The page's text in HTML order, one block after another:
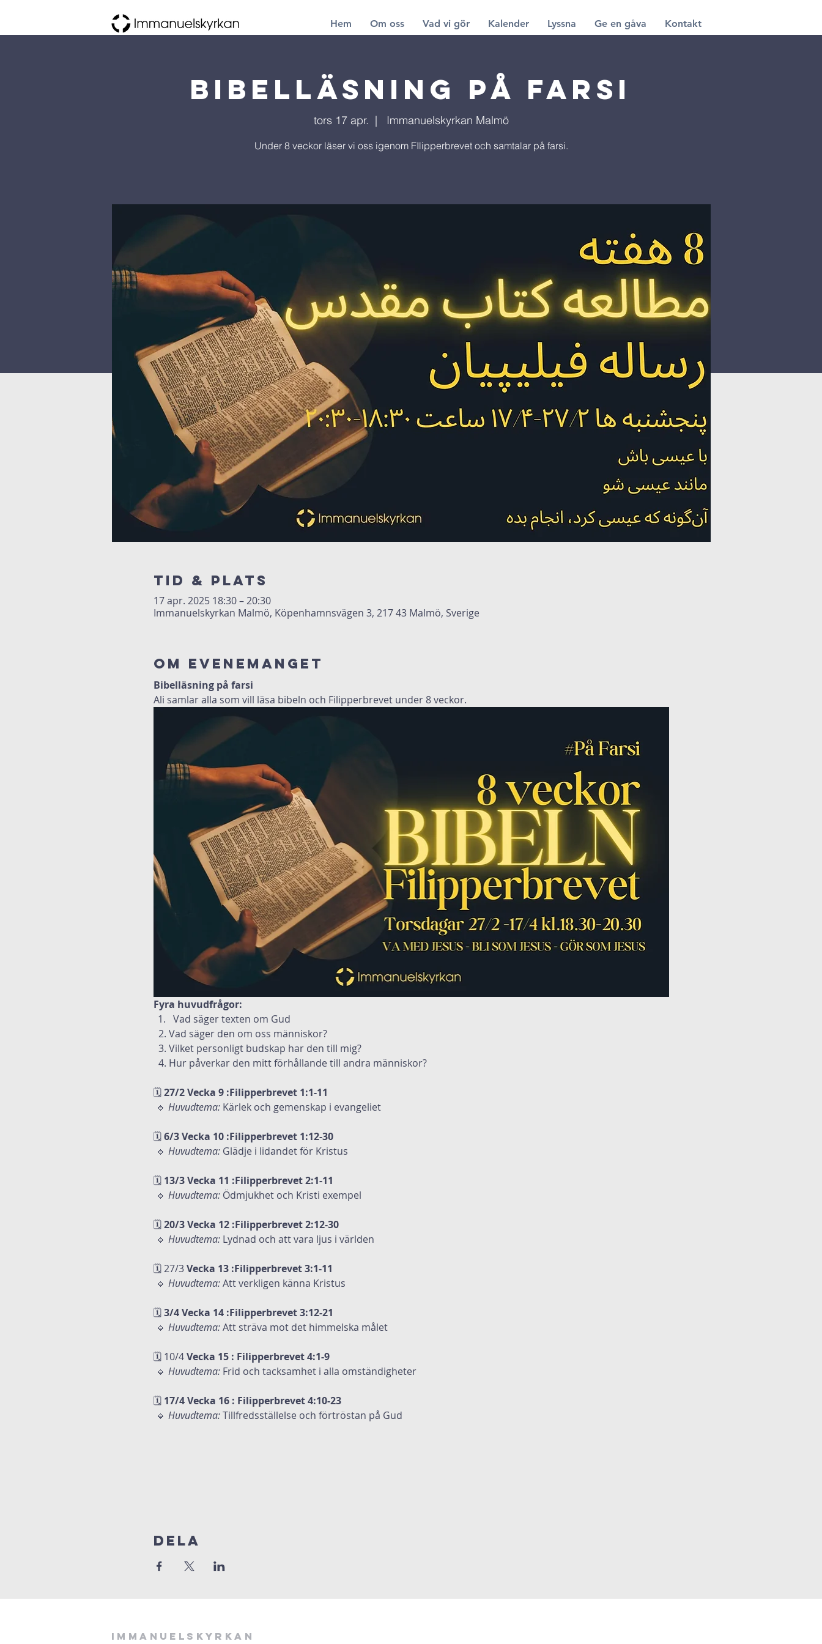
Hem Om oss Vad vi gör Kalender Lyssna Ge en gåva Kontakt
Bibelläsning på farsi
tors 17 apr.
  |
Immanuelskyrkan Malmö
Under 8 veckor läser vi oss igenom FIlipperbrevet och samtalar på farsi.
Tid & Plats
17 apr. 2025 18:30 – 20:30
Immanuelskyrkan Malmö, Köpenhamnsvägen 3, 217 43 Malmö, Sverige
Om evenemanget
Bibelläsning på farsi
Ali samlar alla som vill läsa bibeln och Filipperbrevet under 8 veckor.
Fyra huvudfrågor:
Vad säger texten om Gud
  2. Vad säger den om oss människor?
  3. Vilket personligt budskap har den till mig?
  4. Hur påverkar den mitt förhållande till andra människor?
🗓 27/2 Vecka 9 :Filipperbrevet 1:1-11
🔹 Huvudtema: Kärlek och gemenskap i evangeliet
🗓 6/3 Vecka 10 :Filipperbrevet 1:12-30
🔹 Huvudtema: Glädje i lidandet för Kristus
🗓 13/3 Vecka 11 :Filipperbrevet 2:1-11
🔹 Huvudtema: Ödmjukhet och Kristi exempel
🗓 20/3 Vecka 12 :Filipperbrevet 2:12-30
🔹 Huvudtema: Lydnad och att vara ljus i världen
🗓 27/3 Vecka 13 :Filipperbrevet 3:1-11
🔹 Huvudtema: Att verkligen känna Kristus
🗓 3/4 Vecka 14 :Filipperbrevet 3:12-21
🔹 Huvudtema: Att sträva mot det himmelska målet
🗓 10/4 Vecka 15 : Filipperbrevet 4:1-9
🔹 Huvudtema: Frid och tacksamhet i alla omständigheter
🗓 17/4 Vecka 16 : Filipperbrevet 4:10-23
🔹 Huvudtema: Tillfredsställelse och förtröstan på Gud
Dela
Immanuelskyrkan